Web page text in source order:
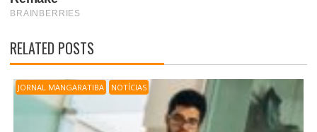
RELATED POSTS
JORNAL MANGARATIBA NOTÍCIAS